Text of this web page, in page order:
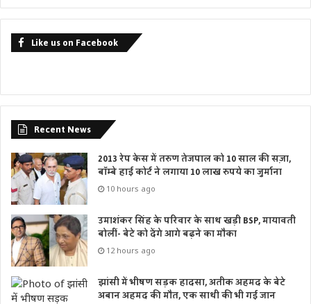
Like us on Facebook
Recent News
2013 रेप केस में तरुण तेजपाल को 10 साल की सज़ा,
बॉम्बे हाई कोर्ट ने लगाया 10 लाख रुपये का जुर्माना
10 hours ago
उमाशंकर सिंह के परिवार के साथ खड़ी BSP, मायावती
बोलीं- बेटे को देंगे आगे बढ़ने का मौका
12 hours ago
झांसी में भीषण सड़क हादसा, अतीक अहमद के बेटे
अबान अहमद की मौत, एक साथी की भी गई जान